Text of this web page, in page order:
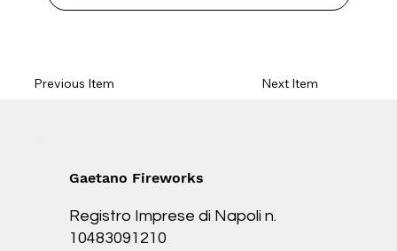
Previous Item Next Item
Gaetano Fireworks
Registro Imprese di Napoli n.
10483091210